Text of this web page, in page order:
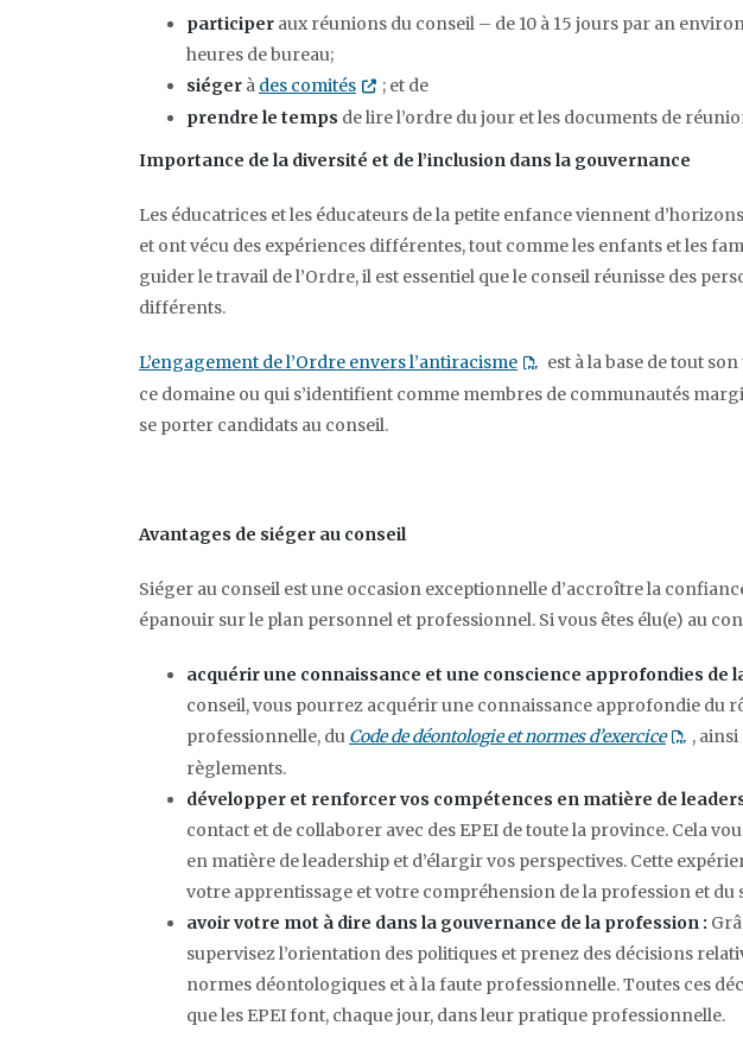
participer aux réunions du conseil – de 10 à 15 jours par an
heures de bureau;
siéger à des comités Opens in new tab or window
; et de
prendre le temps de lire l’ordre du jour et les documents de
Importance de la diversité et de l’inclusion dans la gouvernance
Les éducatrices et les éducateurs de la petite enfance viennent
et ont vécu des expériences différentes, tout comme les enfants et les
guider le travail de l’Ordre, il est essentiel que le conseil réunisse des
différents.
L’engagement de l’Ordre envers l’antiracisme Opens a PDF document in a
est à la base de tout
ce domaine ou qui s’identifient comme membres de communautés
se porter candidats au conseil.
Avantages de siéger au conseil
Siéger au conseil est une occasion exceptionnelle d’accroître la
épanouir sur le plan personnel et professionnel. Si vous êtes élu(e) au
acquérir une connaissance et une conscience approfondies de
conseil, vous pourrez acquérir une connaissance approfondie du
professionnelle, du Code de déontologie et normes d’exercice Opens a
,
règlements.
développer et renforcer vos compétences en matière de
contact et de collaborer avec des EPEI de toute la province. Cela
en matière de leadership et d’élargir vos perspectives. Cette
votre apprentissage et votre compréhension de la profession et du
avoir votre mot à dire dans la gouvernance de la profession :
supervisez l’orientation des politiques et prenez des décisions
normes déontologiques et à la faute professionnelle. Toutes ces
que les EPEI font, chaque jour, dans leur pratique professionnelle.